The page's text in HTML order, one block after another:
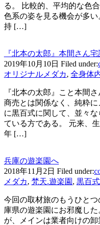
る。 比較的、平均的な色
色系の姿を見る機会が多
持 […]
『北本の太郎』本間さん宅
2019年10月10日 Filed under:
オリジナルメダカ, 全身体
『北本の太郎』こと本間
商売とは関係なく、純粋
に黒百式に関して、並々
ている方である。 元来、
年 […]
兵庫の遊楽園へ
2018年11月2日 Filed under:
メダカ, 梵天.遊楽園 , 黒百式
今回の取材旅のもうひと
庫県の遊楽園にお邪魔し
が、メインは業者向けの卸